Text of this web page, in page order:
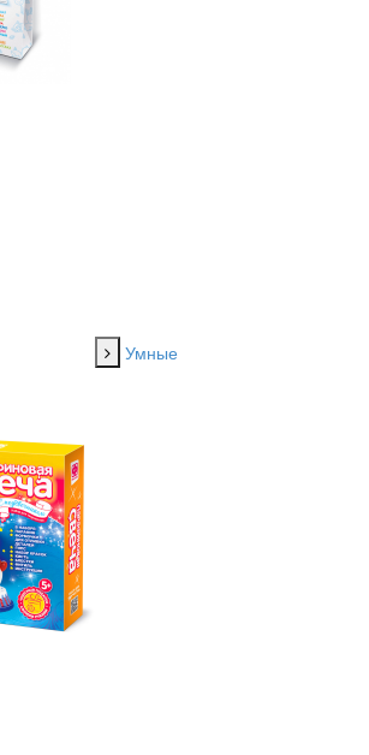
Умные